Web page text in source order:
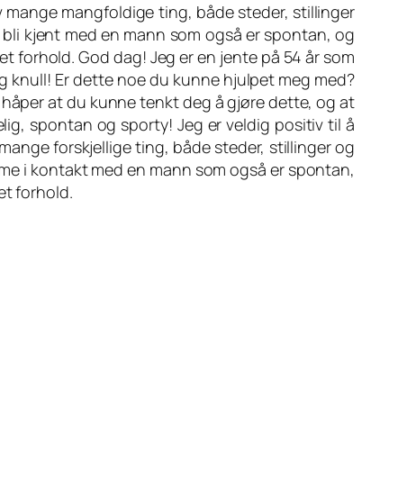
mangfoldige ting, både steder, stillinger
kjent med en mann som også er spontan, og
forhold. God dag! Jeg er en jente på 54 år som
knull! Er dette noe du kunne hjulpet meg med?
at du kunne tenkt deg å gjøre dette, og at
spontan og sporty! Jeg er veldig positiv til å
forskjellige ting, både steder, stillinger og
i kontakt med en mann som også er spontan,
forhold.